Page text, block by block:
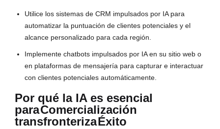
Utilice los sistemas de CRM impulsados por IA para
automatizar la puntuación de clientes potenciales y el
alcance personalizado para cada región.
Implemente chatbots impulsados por IA en su sitio web o
en plataformas de mensajería para capturar e interactuar
con clientes potenciales automáticamente.
Por qué la IA es esencial
paraComercialización
transfronterizaÉxito